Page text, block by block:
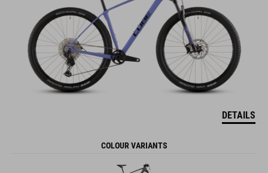
DETAILS
COLOUR VARIANTS